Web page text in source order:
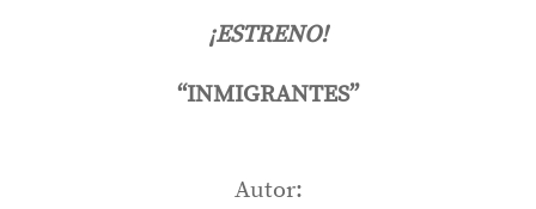
¡ESTRENO!
“INMIGRANTES”
Autor: